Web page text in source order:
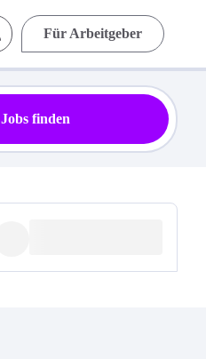
Für Arbeitgeber
Jobs finden